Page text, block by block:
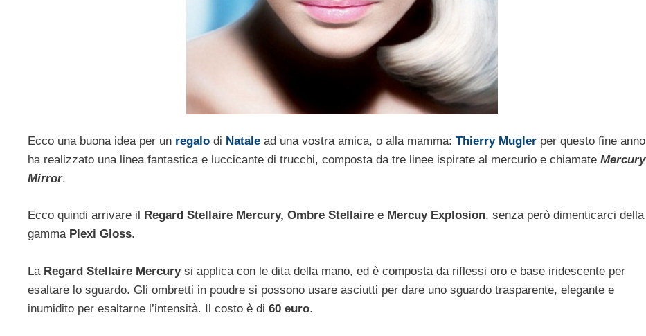
Ecco una buona idea per un regalo di Natale ad una vostra amica, o alla mamma: Thierry Mugler per questo fine anno
ha realizzato una linea fantastica e luccicante di trucchi, composta da tre linee ispirate al mercurio e chiamate Mercury
Mirror.
Ecco quindi arrivare il Regard Stellaire Mercury, Ombre Stellaire e Mercuy Explosion, senza però dimenticarci della
gamma Plexi Gloss.
La Regard Stellaire Mercurysi applica con le dita della mano, ed è composta da riflessi oro e base iridescente per
esaltare lo sguardo. Gli ombretti in poudre si possono usare asciutti per dare uno sguardo trasparente, elegante e
inumidito per esaltarne l’intensità. Il costo è di 60 euro.